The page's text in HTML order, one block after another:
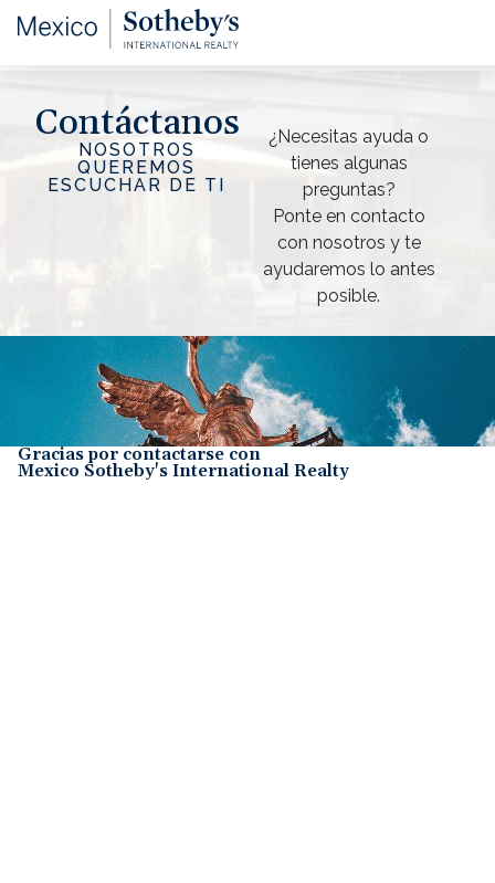
Contáctanos
NOSOTROS
QUEREMOS
ESCUCHAR DE TI
¿Necesitas ayuda o
tienes algunas
preguntas?
Ponte en contacto
con nosotros y te
ayudaremos lo antes
posible.
Gracias por contactarse con
Mexico Sotheby's International Realty